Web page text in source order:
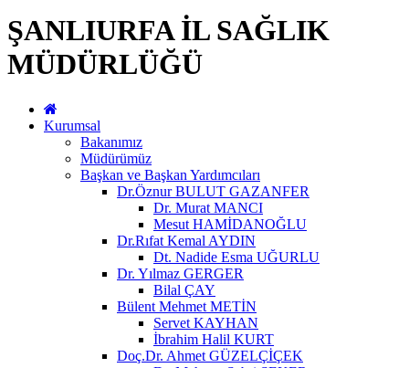
ŞANLIURFA İL SAĞLIK
MÜDÜRLÜĞÜ
Kurumsal
Bakanımız
Müdürümüz
Başkan ve Başkan Yardımcıları
Dr.Öznur BULUT GAZANFER
Dr. Murat MANCI
Mesut HAMİDANOĞLU
Dr.Rıfat Kemal AYDIN
Dt. Nadide Esma UĞURLU
Dr. Yılmaz GERGER
Bilal ÇAY
Bülent Mehmet METİN
Servet KAYHAN
İbrahim Halil KURT
Doç.Dr. Ahmet GÜZELÇİÇEK